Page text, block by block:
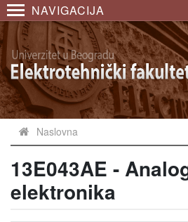
NAVIGACIJA
Naslovna
13E043AE -
elektronika